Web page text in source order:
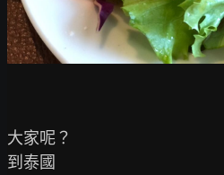
大家呢？
到泰國